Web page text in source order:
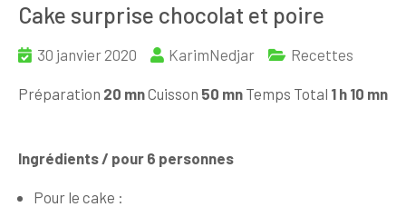
Cake surprise chocolat et poire
30 janvier 2020 KarimNedjar Recettes
Préparation 20 mnCuisson 50 mn Temps Total 1 h 10 mn
Ingrédients / pour 6 personnes
Pour le cake :